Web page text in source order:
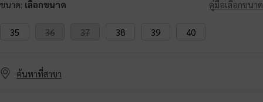
ขนาด: เลือกขนาด คู่มือเลือกขนาด
35 36 37 38 39 40
ค้นหาที่สาขา